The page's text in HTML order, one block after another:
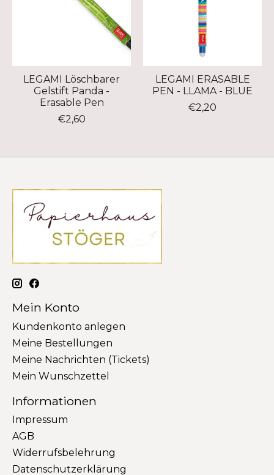
LEGAMI Löschbarer
Gelstift Panda -
Erasable Pen
€2,60
LEGAMI ERASABLE
PEN - LLAMA - BLUE
€2,20
Mein Konto
Kundenkonto anlegen
Meine Bestellungen
Meine Nachrichten (Tickets)
Mein Wunschzettel
Informationen
Impressum
AGB
Widerrufsbelehrung
Datenschutzerklärung